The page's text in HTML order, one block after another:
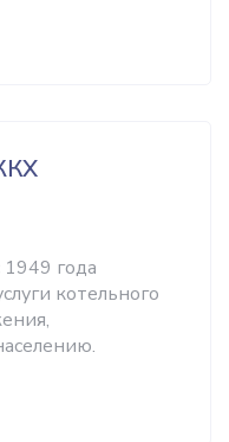
года
котельного